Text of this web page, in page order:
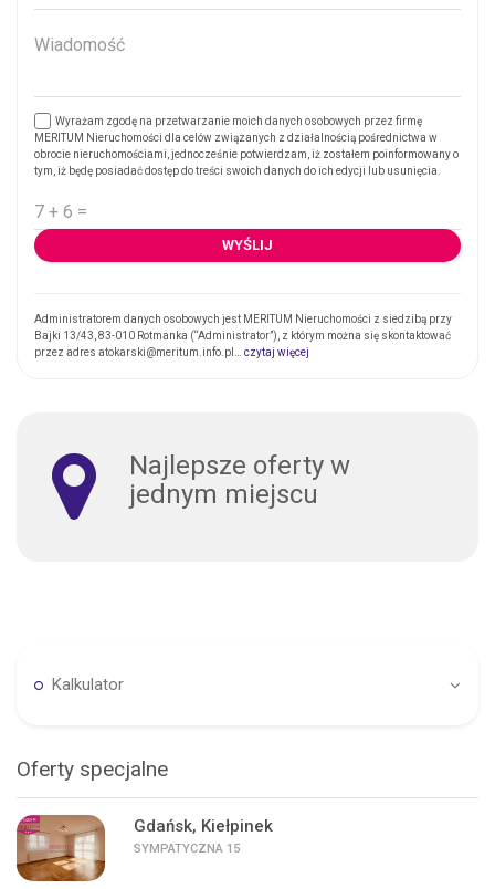
Wyrażam zgodę na przetwarzanie moich danych osobowych przez firmę
MERITUM Nieruchomości dla celów związanych z działalnością pośrednictwa w
obrocie nieruchomościami, jednocześnie potwierdzam, iż zostałem poinformowany o
tym, iż będę posiadać dostęp do treści swoich danych do ich edycji lub usunięcia.
Administratorem danych osobowych jest MERITUM Nieruchomości z siedzibą przy
Bajki 13/43, 83-010 Rotmanka (“Administrator”), z którym można się skontaktować
przez adres atokarski@meritum.info.pl… czytaj więcej
Najlepsze oferty w
jednym miejscu
Kalkulator
Oferty specjalne
Gdańsk, Kiełpinek
SYMPATYCZNA 15